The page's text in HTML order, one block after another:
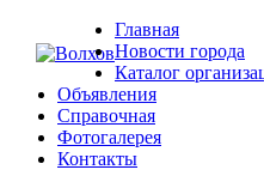
Главная
Новости города
Каталог
Объявления
Справочная
Фотогалерея
Контакты